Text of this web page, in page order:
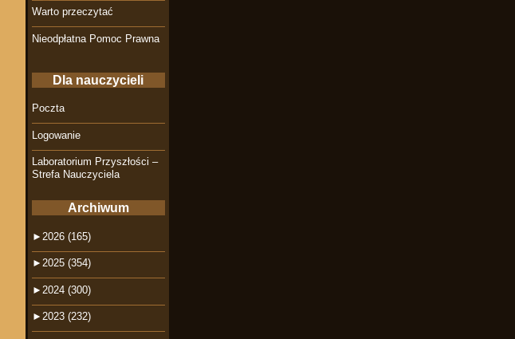
Warto przeczytać
Nieodpłatna Pomoc Prawna
Dla nauczycieli
Poczta
Logowanie
Laboratorium Przyszłości –
Strefa Nauczyciela
Archiwum
► 2026 (165)
► 2025 (354)
► 2024 (300)
► 2023 (232)